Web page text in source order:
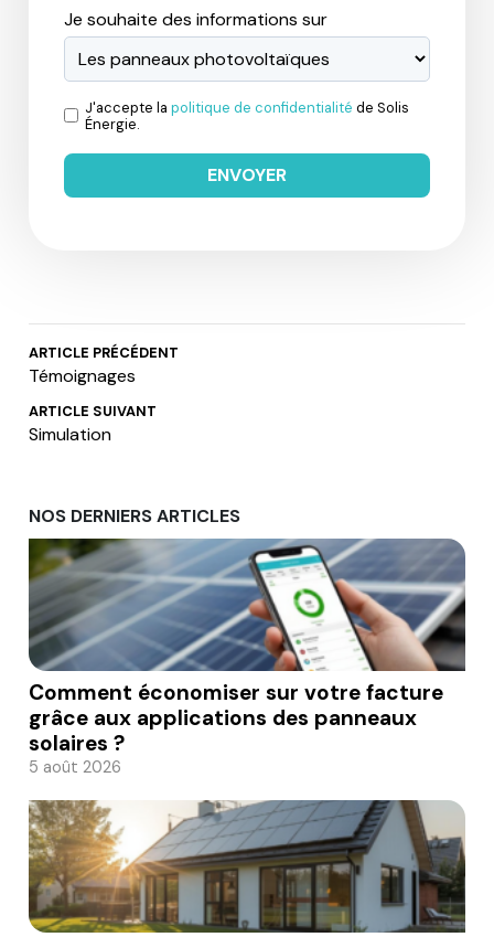
Je souhaite des informations sur
J'accepte la politique de confidentialité de Solis
Énergie.
ARTICLE PRÉCÉDENT
Témoignages
ARTICLE SUIVANT
Simulation
NOS DERNIERS ARTICLES
Comment économiser sur votre facture
grâce aux applications des panneaux
solaires ?
5 août 2026